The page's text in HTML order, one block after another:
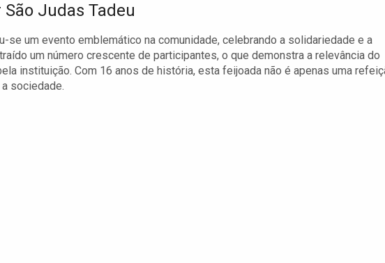
Judas Tadeu
se um evento emblemático na comunidade, celebrando a solidariedade e a
um número crescente de participantes, o que demonstra a relevância do
instituição. Com 16 anos de história, esta feijoada não é apenas uma
sociedade.